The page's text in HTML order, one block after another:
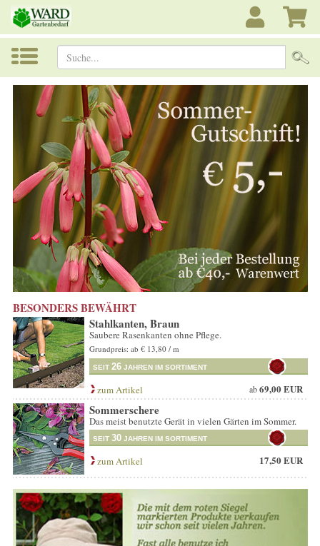
Suche...
BESONDERS BEWÄHRT
Stahlkanten, Braun
Saubere Rasenkanten ohne Pflege.
Grundpreis: ab € 13,80 / m
SEIT 26JAHREN IM SORTIMENT
zum Artikel ab69,00 EUR
Sommerschere
Das meist benutzte Gerät in vielen Gärten im Sommer.
SEIT 30JAHREN IM SORTIMENT
zum Artikel 17,50 EUR